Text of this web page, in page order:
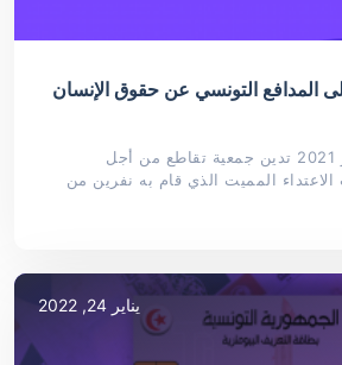
المدافع التونسي عن حقوق الإنسان
تونس. 22 أكتوبر 2021 تدين جمعية تقاطع من أجل
الاعتداء المميت الذي قام به نفرين من
يناير 24, 2022